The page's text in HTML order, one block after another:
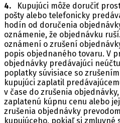
4. Kupujúci môže doručiť
pošty alebo telefonicky
hodín od doručenia
oznámenie, že objednávku
oznámení o zrušení
popis objednaného tovaru. V
objednávky predávajúci
poplatky súvisiace so
kupujúci zaplatil
v čase do zrušenia
zaplatenú kúpnu cenu alebo
zrušenia objednávky
kupujúceho, pokiaľ si